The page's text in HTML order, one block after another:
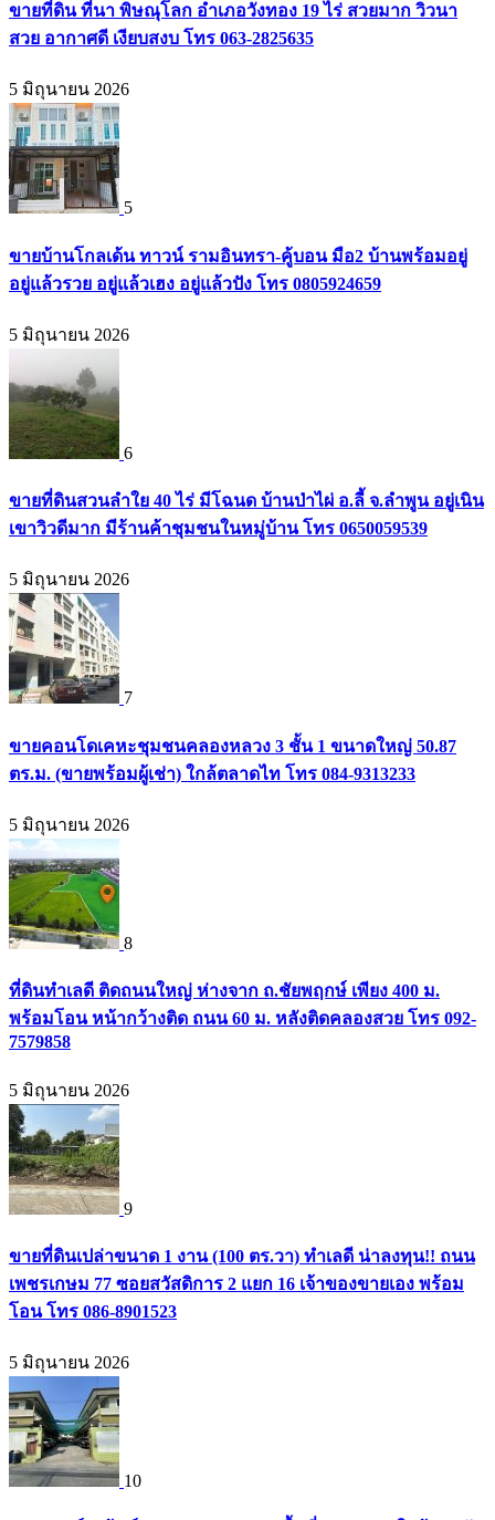
ขายที่ดิน ที่นา พิษณุโลก อำเภอวังทอง 19 ไร่ สวยมาก วิวนา
สวย อากาศดี เงียบสงบ โทร 063-2825635
5 มิถุนายน 2026
5
ขายบ้านโกลเด้น ทาวน์ รามอินทรา-คู้บอน มือ2 บ้านพร้อมอยู่
อยู่แล้วรวย อยู่แล้วเฮง อยู่แล้วปัง โทร 0805924659
5 มิถุนายน 2026
6
ขายที่ดินสวนลำใย 40 ไร่ มีโฉนด บ้านป่าไผ่ อ.ลี้ จ.ลำพูน อยู่เนิน
เขาวิวดีมาก มีร้านค้าชุมชนในหมู่บ้าน โทร 0650059539
5 มิถุนายน 2026
7
ขายคอนโดเคหะชุมชนคลองหลวง 3 ชั้น 1 ขนาดใหญ่ 50.87
ตร.ม. (ขายพร้อมผู้เช่า) ใกล้ตลาดไท โทร 084-9313233
5 มิถุนายน 2026
8
ที่ดินทำเลดี ติดถนนใหญ่ ห่างจาก ถ.ชัยพฤกษ์ เพียง 400 ม.
พร้อมโอน หน้ากว้างติด ถนน 60 ม. หลังติดคลองสวย โทร 092-
7579858
5 มิถุนายน 2026
9
ขายที่ดินเปล่าขนาด 1 งาน (100 ตร.วา) ทำเลดี น่าลงทุน!! ถนน
เพชรเกษม 77 ซอยสวัสดิการ 2 แยก 16 เจ้าของขายเอง พร้อม
โอน โทร 086-8901523
5 มิถุนายน 2026
10